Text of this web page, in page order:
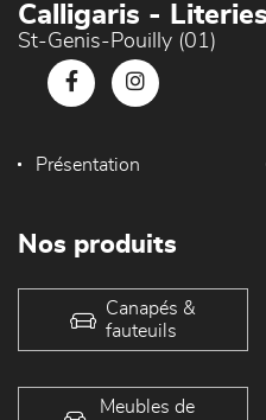
Calligaris -
St-Genis-Pouilly (01)
Présentation
Nos produits
Canapés &
fauteuils
Meubles de